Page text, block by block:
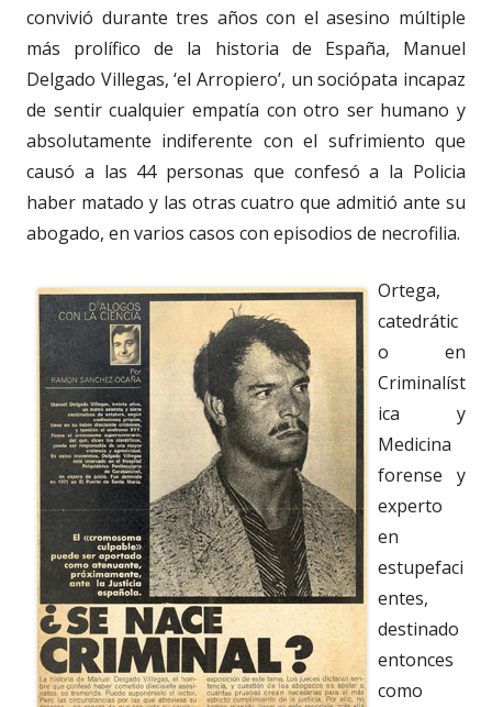
convivió durante tres años con el asesino múltiple
más prolífico de la historia de España, Manuel
Delgado Villegas, ‘el Arropiero’, un sociópata incapaz
de sentir cualquier empatía con otro ser humano y
absolutamente indiferente con el sufrimiento que
causó a las 44 personas que confesó a la Policia
haber matado y las otras cuatro que admitió ante su
abogado, en varios casos con episodios de necrofilia.
Ortega,
catedrátic
o en
Criminalíst
ica y
Medicina
forense y
experto
en
estupefaci
entes,
destinado
entonces
como